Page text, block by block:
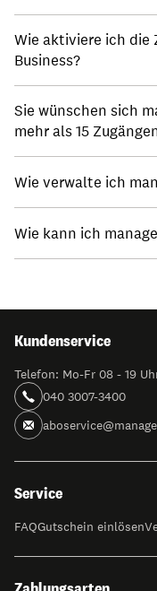
Wie aktiviere ich die
Business?
Sie wünschen sich
mehr als 15
Wie verwalte ich
Wie kann ich
Kundenservice
Telefon: Mo-Fr 08 - 19
040 3007-3400
Service
FAQGutschein einlösen